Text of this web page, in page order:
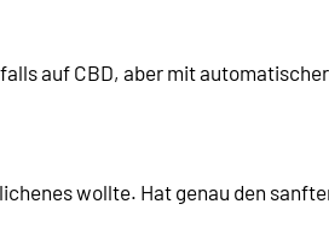
auf CBD, aber mit
wollte. Hat genau den